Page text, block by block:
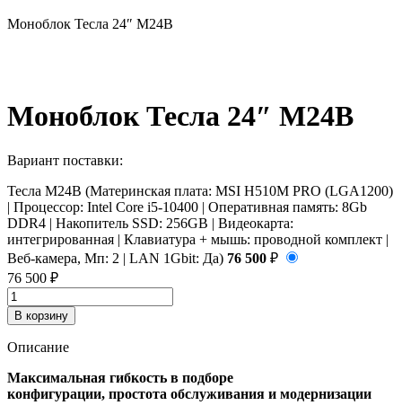
Моноблок Тесла 24″ M24B
Моноблок Тесла 24″ M24B
Вариант поставки:
Тесла М24B (Материнская плата: MSI H510M PRO (LGA1200)
| Процессор: Intel Core i5-10400 | Оперативная память: 8Gb
DDR4 | Накопитель SSD: 256GB | Видеокарта:
интегрированная | Клавиатура + мышь: проводной комплект |
Веб-камера, Мп: 2 | LAN 1Gbit: Да) 76 500 ₽
76 500 ₽
В корзину
Описание
Максимальная гибкость в подборе
конфигурации, простота обслуживания и модернизации